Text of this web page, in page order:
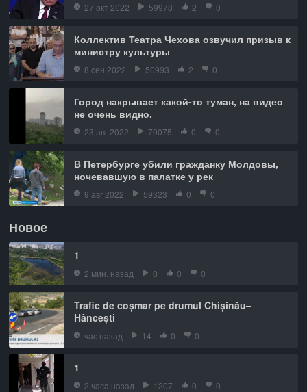
27 окт 2022 59978 2 0
Коллектив Театра Чехова озвучил призыв к
министру культуры
8 сен 2022 50993 2 0
Город накрывает какой-то туман, на видео
не очень видно.
23 авг 2022 70075 0 0
В Петербурге убили гражданку Молдовы,
ночевавшую в палатке у рек
9 авг 2022 59323 0 0
Новое
1
2 мин. назад 0 0 0
Trafic de coșmar pe drumul Chișinău–
Hâncești
час назад 14 0 0
1
2 часа назад 1207 0 0